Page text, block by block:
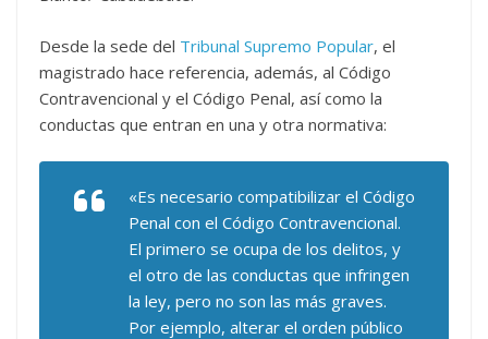
Desde la sede del Tribunal Supremo Popular, el
magistrado hace referencia, además, al Código
Contravencional y el Código Penal, así como la
conductas que entran en una y otra normativa:
«Es necesario compatibilizar el Código
Penal con el Código Contravencional.
El primero se ocupa de los delitos, y
el otro de las conductas que infringen
la ley, pero no son las más graves.
Por ejemplo, alterar el orden público